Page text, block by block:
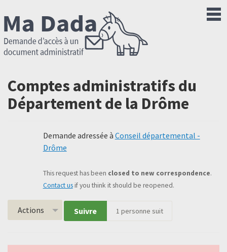
Comptes administratifs du
Département de la Drôme
Demande adressée à Conseil départemental -
Drôme
This request has been closed to new correspondence.
Contact usif you think it should be reopened.
Actions Suivre 1 personne suit